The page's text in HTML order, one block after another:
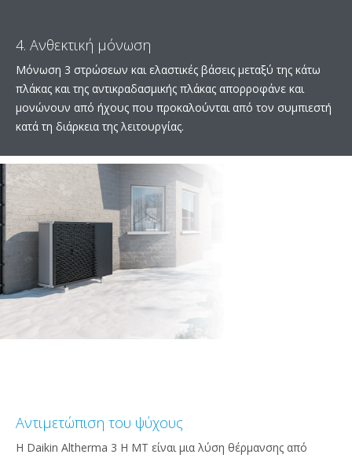
4. Ανθεκτική μόνωση
Μόνωση 3 στρώσεων και ελαστικές βάσεις μεταξύ της κάτω
πλάκας και της αντικραδασμικής πλάκας απορροφάνε και
μονώνουν από ήχους που προκαλούνται από τον συμπιεστή
κατά τη διάρκεια της λειτουργίας.
Αντιμετώπιση του ψύχους
Η Daikin Altherma 3 H MT είναι μια λύση θέρμανσης από